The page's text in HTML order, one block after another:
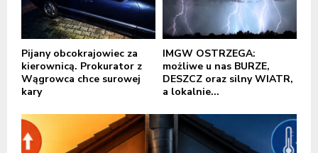
Pijany obcokrajowiec za
kierownicą. Prokurator z
Wągrowca chce surowej
kary
IMGW OSTRZEGA:
możliwe u nas BURZE,
DESZCZ oraz silny WIATR,
a lokalnie...